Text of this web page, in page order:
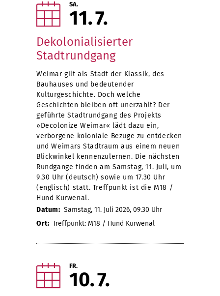
SA.
11 7
Dekolonialisierter
Stadtrundgang
Weimar gilt als Stadt der Klassik, des
Bauhauses und bedeutender
Kulturgeschichte. Doch welche
Geschichten bleiben oft unerzählt? Der
geführte Stadtrundgang des Projekts
»Decolonize Weimar« lädt dazu ein,
verborgene koloniale Bezüge zu entdecken
und Weimars Stadtraum aus einem neuen
Blickwinkel kennenzulernen. Die nächsten
Rundgänge finden am Samstag, 11. Juli, um
9.30 Uhr (deutsch) sowie um 17.30 Uhr
(englisch) statt. Treffpunkt ist die M18 /
Hund Kurwenal.
Datum: Samstag, 11. Juli 2026, 09.30 Uhr
Ort: Treffpunkt: M18 / Hund Kurwenal
FR.
10 7